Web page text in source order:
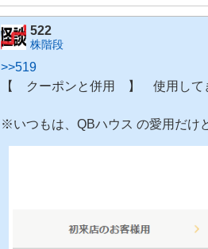
522
株階段
>>519
【 クーポンと併用 】 使用して
※いつもは、QBハウス の愛用だけ